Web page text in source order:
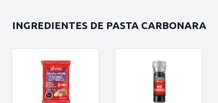
INGREDIENTES DE PASTA CARBONARA